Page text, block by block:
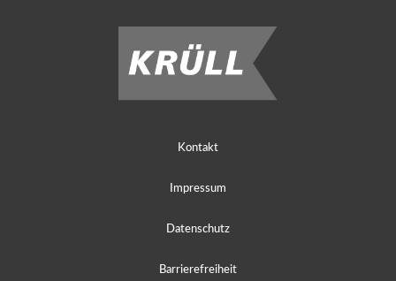
Kontakt
Impressum
Datenschutz
Barrierefreiheit